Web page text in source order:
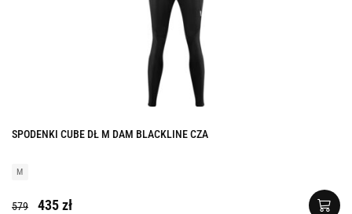
SPODENKI CUBE DŁ M DAM BLACKLINE CZA
M
579 435 zł